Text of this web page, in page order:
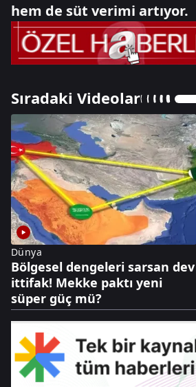
hem de süt verimi artıyor.
Sıradaki Videolar
Dünya
Bölgesel dengeleri sarsan dev
ittifak! Mekke paktı yeni
süper güç mü?